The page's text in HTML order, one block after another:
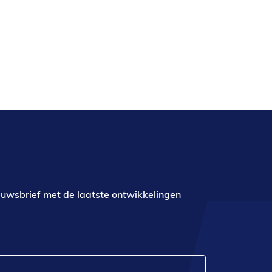
met de laatste ontwikkelingen